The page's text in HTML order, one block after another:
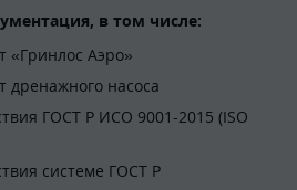
в том числе:
«Гринлос Аэро»
дренажного насоса
ГОСТ Р ИСО 9001-2015 (ISO
системе ГОСТ Р